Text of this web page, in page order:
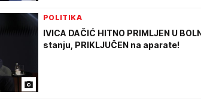
POLITIKA
IVICA DAČIĆ HITNO PRIMLJEN U
stanju, PRIKLJUČEN na aparate!